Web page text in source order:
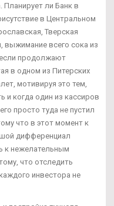
Планирует ли Банк в
в Центральном
Тверская
выжимание всего сока из
продолжают
в одном из Питерских
мотивируя это тем,
и когда один из кассиров
его просто туда не пустил
что в этот момент к
дифференциал
к нежелательным
что отследить
инвестора не